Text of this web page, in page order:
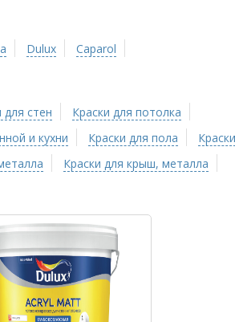
Dulux
Caparol
для стен
Краски для потолка
и кухни
Краски для пола
Краски
Краски для крыш, металла